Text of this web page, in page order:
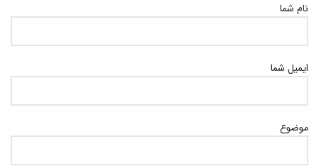
نام شما
ایمیل شما
موضوع